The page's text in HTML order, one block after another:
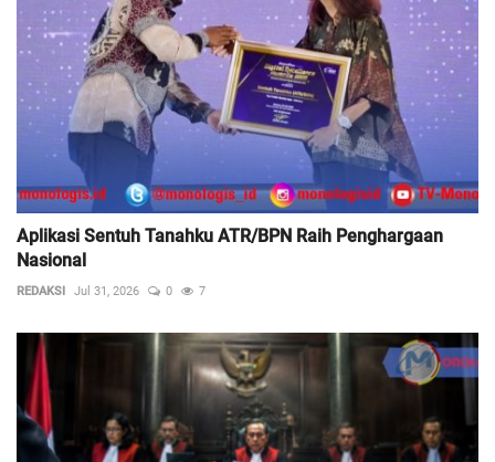
Aplikasi Sentuh Tanahku ATR/BPN Raih Penghargaan
Nasional
REDAKSI Jul 31, 2026 0 7